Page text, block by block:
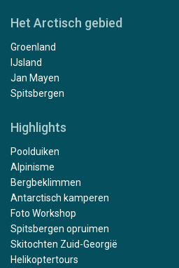
Het Arctisch gebied
Groenland
IJsland
Jan Mayen
Spitsbergen
Highlights
Poolduiken
Alpinisme
Bergbeklimmen
Antarctisch kamperen
Foto Workshop
Spitsbergen opruimen
Skitochten Zuid-Georgië
Helikoptertours